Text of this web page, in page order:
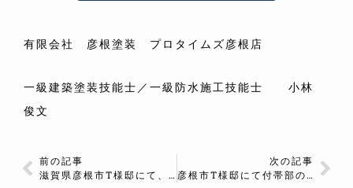
有限会社 彦根塗装 プロタイムズ彦根店
一級建築塗装技能士／一級防水施工技能士
小林
俊文
前の記事
滋賀県彦根市T様邸にて、外壁の下塗りの塗装を行いました。
次の記事
彦根市T様邸にて付帯部の塗装、仕上げ作業を行いました。